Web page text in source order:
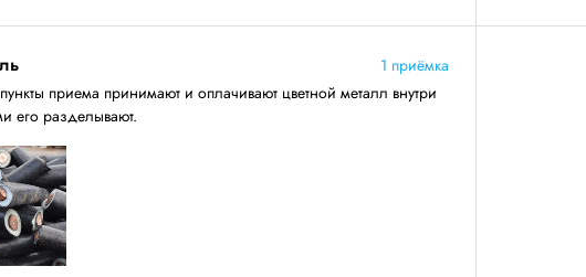
1 приёмка
приема принимают и оплачивают цветной металл внутри
его разделывают.